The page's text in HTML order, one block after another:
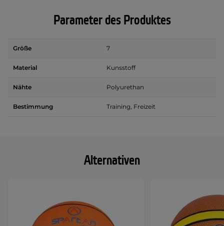
Alternativen
Parameter des Produktes
Größe 7
Material Kunsstoff
Nähte Polyurethan
Bestimmung Training, Freizeit